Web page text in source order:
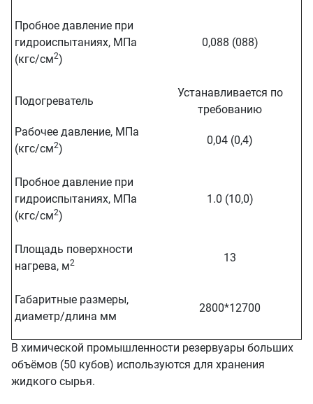
Пробное давление при
гидроиспытаниях, МПа
(кгс/см2)
0,088 (088)
Подогреватель
Устанавливается по
требованию
Рабочее давление, МПа
(кгс/см2)
0,04 (0,4)
Пробное давление при
гидроиспытаниях, МПа
(кгс/см2)
1.0 (10,0)
Площадь поверхности
нагрева, м2 13
Габаритные размеры,
диаметр/длина мм
2800*12700
В химической промышленности резервуары больших
объёмов (50 кубов) используются для хранения
жидкого сырья.